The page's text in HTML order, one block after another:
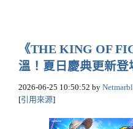
《THE KING OF
溫！夏日慶典更新登
2026-06-25 10:50:52 by
[引用來源]